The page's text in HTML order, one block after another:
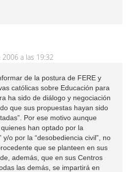
a las 19:32
de la postura de FERE y
católicas sobre Educación para
ha sido de diálogo y negociación
que sus propuestas hayan sido
Por ese motivo aunque
han optado por la
y/o por la “desobediencia civil”, no
que se planteen en sus
además, que en sus Centros
las demás, se impartirá en